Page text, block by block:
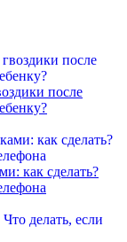
после
как сделать?